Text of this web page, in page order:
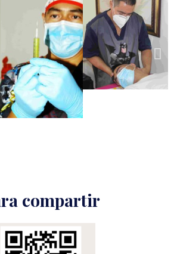
compartir